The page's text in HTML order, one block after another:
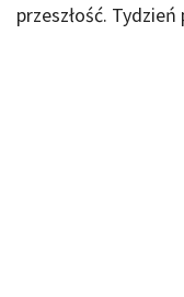
przeszłość.